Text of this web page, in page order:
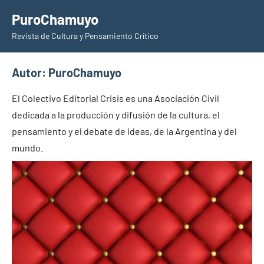
contenido
PuroChamuyo
Revista de Cultura y Pensamiento Crítico
Autor: PuroChamuyo
El Colectivo Editorial Crisis es una Asociación Civil
dedicada a la producción y difusión de la cultura, el
pensamiento y el debate de ideas, de la Argentina y del
mundo.